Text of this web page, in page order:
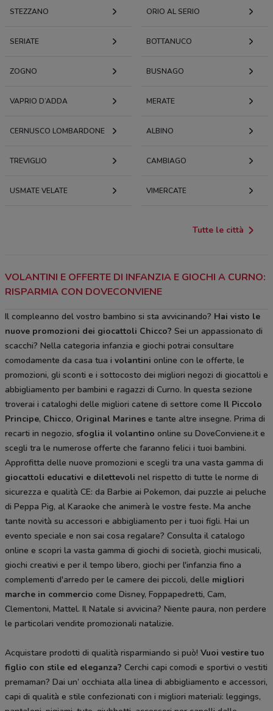
STEZZANO ORIO AL SERIO
SERIATE BOTTANUCO
ZOGNO BUSNAGO
VAPRIO D’ADDA MERATE
CERNUSCO LOMBARDONE ALBINO
TREVIGLIO CAMBIAGO
USMATE VELATE VIMERCATE
Tutte le città
VOLANTINI E OFFERTE DI INFANZIA E GIOCHI A CURNO:
RISPARMIA CON DOVECONVIENE
Il compleanno del vostro bambino si sta avvicinando? Hai visto le
nuove promozioni dei giocattoli Chicco? Sei un appassionato di
scacchi? Nella categoria infanzia e giochi potrai consultare
comodamente da casa tua i volantini online con le offerte, le
promozioni, gli sconti e i sottocosto dei migliori negozi di giocattoli e
abbigliamento per bambini e ragazzi di Curno. In questa sezione
troverai i cataloghi delle migliori catene di settore come Il Piccolo
Principe, Chicco, Original Marines e tante altre insegne. Prima di
recarti in negozio, sfoglia il volantino online su DoveConviene.it e
scegli tra le numerose offerte che faranno felici i tuoi bambini.
Approfitta delle nuove promozioni e scegli tra una vasta gamma di
giocattoli educativi e dilettevoli nel rispetto di tutte le norme di
sicurezza e qualità CE: da Barbie ai Pokemon, dai puzzle ai peluche
di Peppa Pig, al Karaoke che animerà le vostre feste. Ma anche
tante novità su accessori e abbigliamento per i tuoi figli. Hai un
evento speciale e non sai cosa regalare? Consulta il catalogo
online e scopri la vasta gamma di giochi di società, giochi musicali,
giochi creativi e per il tempo libero, giochi per l'infanzia fino a
complementi d'arredo per le camere dei piccoli, delle migliori
marche in commercio come Disney, Foppapedretti, Cam,
Clementoni, Mattel. Il Natale si avvicina? Niente paura, non perdere
le particolari vendite promozionali natalizie.
Acquistare prodotti di qualità risparmiando si può! Vuoi vestire tuo
figlio con stile ed eleganza? Cerchi capi comodi e sportivi o vestiti
premaman? Dai un’ occhiata alla linea di abbigliamento e accessori,
capi di qualità e stile confezionati con i migliori materiali: leggings,